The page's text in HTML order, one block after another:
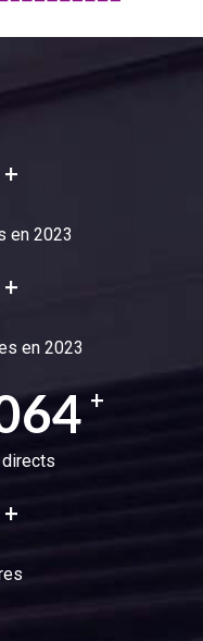
+
en 2023
+
en 2023
+
+